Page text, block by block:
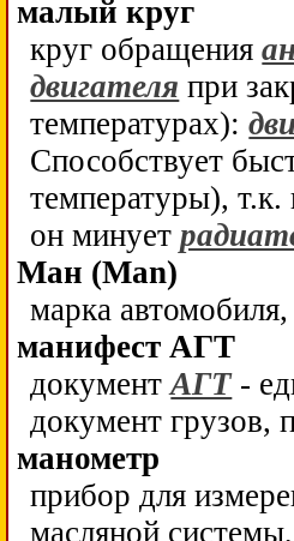
малый круг
круг обращения
двигателя при
температурах):
Способствует
температуры),
он минует
Ман (Man)
марка
манифест АГТ
документАГТ-
документ грузов,
манометр
прибор для
масляной